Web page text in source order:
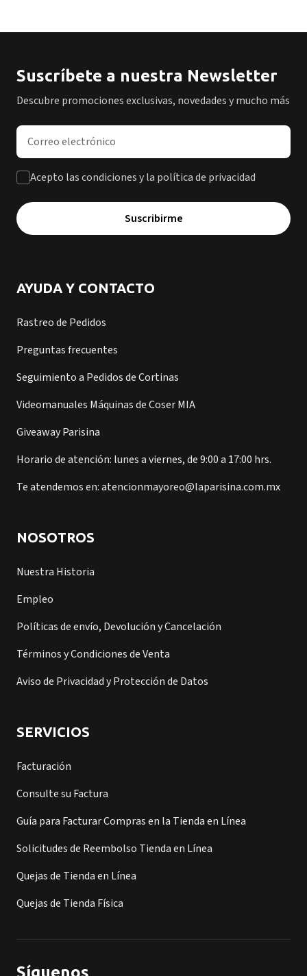
Suscríbete a nuestra Newsletter
Descubre promociones exclusivas, novedades y mucho más
Dirección de correo electrónico
Acepto las condiciones y la política de privacidad
Suscribirme
AYUDA Y CONTACTO
Rastreo de Pedidos
Preguntas frecuentes
Seguimiento a Pedidos de Cortinas
Videomanuales Máquinas de Coser MIA
Giveaway Parisina
Horario de atención: lunes a viernes, de 9:00 a 17:00 hrs.
Te atendemos en: atencionmayoreo@laparisina.com.mx
NOSOTROS
Nuestra Historia
Empleo
Políticas de envío, Devolución y Cancelación
Términos y Condiciones de Venta
Aviso de Privacidad y Protección de Datos
SERVICIOS
Facturación
Consulte su Factura
Guía para Facturar Compras en la Tienda en Línea
Solicitudes de Reembolso Tienda en Línea
Quejas de Tienda en Línea
Quejas de Tienda Física
Síguenos